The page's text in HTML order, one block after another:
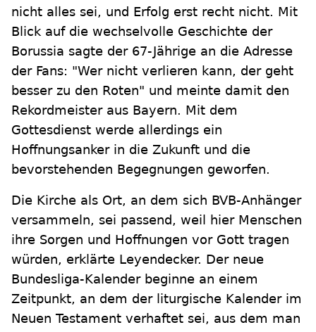
nicht alles sei, und Erfolg erst recht nicht. Mit
Blick auf die wechselvolle Geschichte der
Borussia sagte der 67-Jährige an die Adresse
der Fans: "Wer nicht verlieren kann, der geht
besser zu den Roten" und meinte damit den
Rekordmeister aus Bayern. Mit dem
Gottesdienst werde allerdings ein
Hoffnungsanker in die Zukunft und die
bevorstehenden Begegnungen geworfen.
Die Kirche als Ort, an dem sich BVB-Anhänger
versammeln, sei passend, weil hier Menschen
ihre Sorgen und Hoffnungen vor Gott tragen
würden, erklärte Leyendecker. Der neue
Bundesliga-Kalender beginne an einem
Zeitpunkt, an dem der liturgische Kalender im
Neuen Testament verhaftet sei, aus dem man